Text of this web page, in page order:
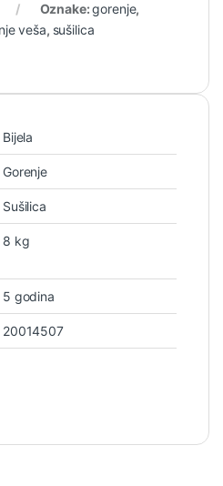
Oznake:gorenje,
veša, sušilica
Bijela
Gorenje
Sušilica
8 kg
5 godina
20014507